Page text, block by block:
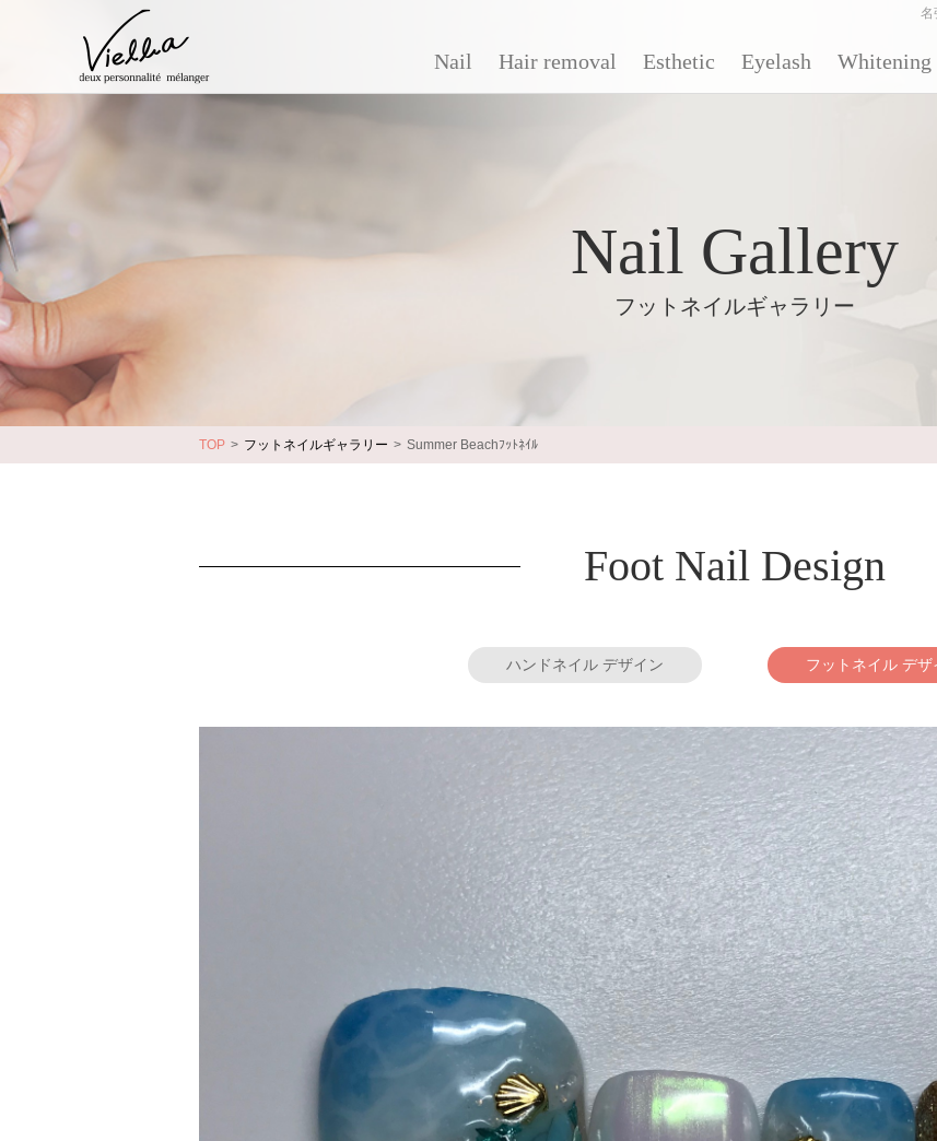
Nail Hair removal Esthetic Eyelash Whitening
名
Nail Gallery
フットネイルギャラリー
TOP フットネイルギャラリー Summer Beachﾌｯﾄﾈｲﾙ
Foot Nail Design
ハンドネイル デザイン フットネイル デザ